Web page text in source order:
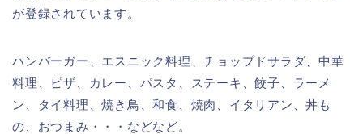
が登録されています。
ハンバーガー、エスニック料理、チョップドサラダ、中華
料理、ピザ、カレー、パスタ、ステーキ、餃子、ラーメ
ン、タイ料理、焼き鳥、和食、焼肉、イタリアン、丼も
の、おつまみ・・・などなど。